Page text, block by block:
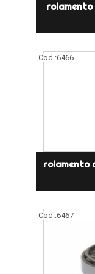
rolamento
Cod.:6466
rolamento
Cod.:6467